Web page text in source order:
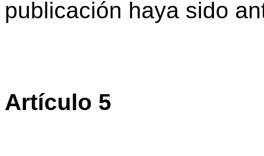
publicación haya sido
Artículo 5